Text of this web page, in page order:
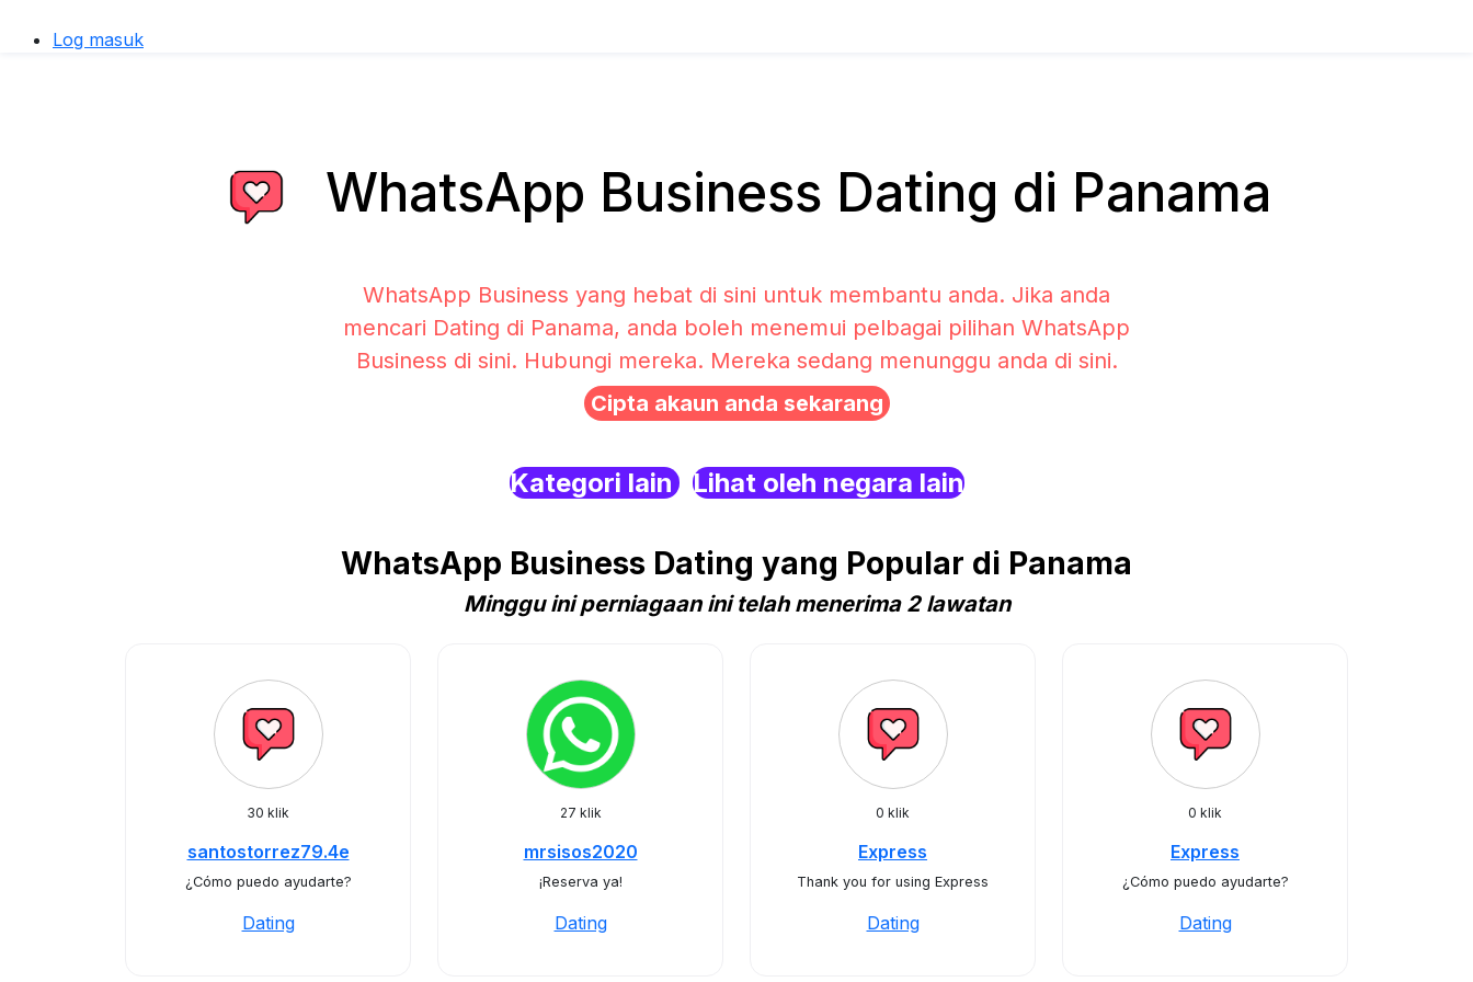
Log masuk
WhatsApp Business Dating di Panama
WhatsApp Business yang hebat di sini untuk membantu anda. Jika anda
mencari Dating di Panama, anda boleh menemui pelbagai pilihan WhatsApp
Business di sini. Hubungi mereka. Mereka sedang menunggu anda di sini.
Cipta akaun anda sekarang
Kategori lain Lihat oleh negara lain
WhatsApp Business Dating yang Popular di Panama
Minggu ini perniagaan ini telah menerima 2 lawatan
30 klik
santostorrez79.4e
¿Cómo puedo ayudarte?
Dating
27 klik
mrsisos2020
¡Reserva ya!
Dating
0 klik
Express
Thank you for using Express
Dating
0 klik
Express
¿Cómo puedo ayudarte?
Dating